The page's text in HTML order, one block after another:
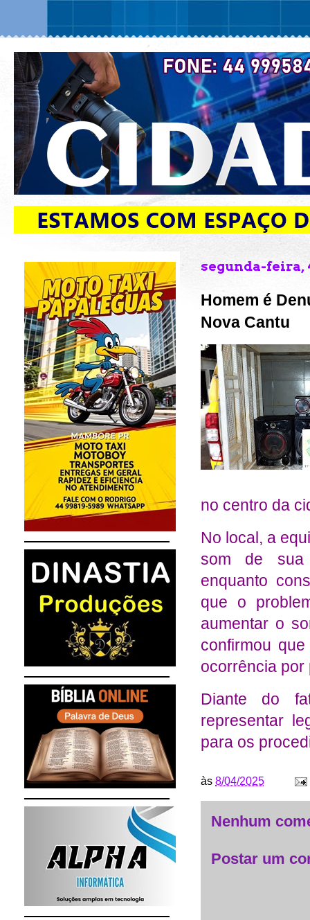
segunda-feira,
Homem é
Nova Cantu
no centro da
No local, a
som de sua
enquanto
que o
aumentar o
confirmou
ocorrência por
Diante do
representar
para os
às 8/04/2025
Nenhum
Postar um